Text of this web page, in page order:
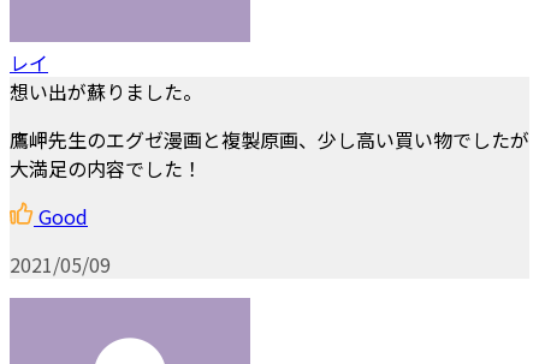
レイ
想い出が蘇りました。
鷹岬先生のエグゼ漫画と複製原画、少し高い買い物でしたが
大満足の内容でした！
Good
2021/05/09